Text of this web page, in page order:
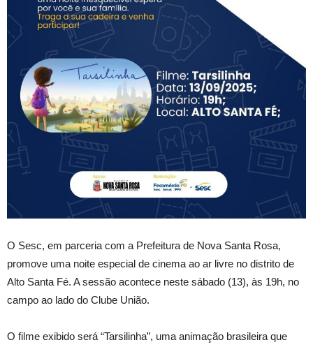
O Sesc, em parceria com a Prefeitura de Nova Santa Rosa,
promove uma noite especial de cinema ao ar livre no distrito de
Alto Santa Fé. A sessão acontece neste sábado (13), às 19h, no
campo ao lado do Clube União.
O filme exibido será “Tarsilinha”, uma animação brasileira que